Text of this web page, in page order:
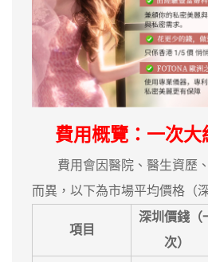
費用概覽：一次大
費用會因醫院、醫生資歷、
而異，以下為市場平均價格（
項目
深圳價錢（
次）